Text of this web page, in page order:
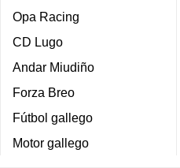
Opa Racing
CD Lugo
Andar Miudiño
Forza Breo
Fútbol gallego
Motor gallego